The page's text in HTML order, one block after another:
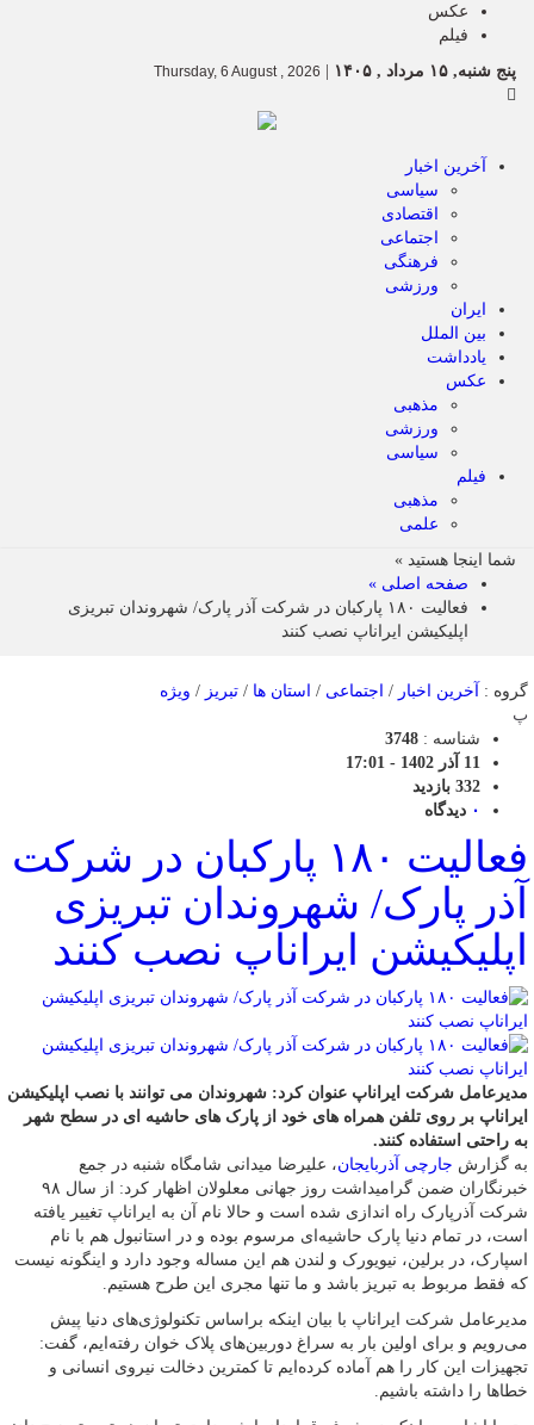
عکس
فیلم
پنج شنبه, ۱۵ مرداد , ۱۴۰۵
Thursday, 6 August , 2026
آخرین اخبار
سیاسی
اقتصادی
اجتماعی
فرهنگی
ورزشی
ایران
بین الملل
یادداشت
عکس
مذهبی
ورزشی
سیاسی
فیلم
مذهبی
علمی
شما اینجا هستید »
صفحه اصلی »
فعالیت ۱۸۰ پارکبان در شرکت آذر پارک/ شهروندان تبریزی
اپلیکیشن ایراناپ نصب کنند
گروه : آخرین اخبار / اجتماعی / استان ها / تبریز / ویژه
پ
شناسه : 3748
11 آذر 1402 - 17:01
332 بازدید
۰ دیدگاه
فعالیت ۱۸۰ پارکبان در شرکت
آذر پارک/ شهروندان تبریزی
اپلیکیشن ایراناپ نصب کنند
مدیرعامل شرکت ایراناپ عنوان کرد: شهروندان می توانند با نصب اپلیکیشن
ایراناپ بر روی تلفن همراه های خود از پارک های حاشیه ای در سطح شهر
به راحتی استفاده کنند.
به گزارش جارچی آذربایجان، علیرضا میدانی شامگاه شنبه در جمع
خبرنگاران ضمن گرامیداشت روز جهانی معلولان اظهار کرد: از سال ۹۸
شرکت آذرپارک راه اندازی شده است و حالا نام آن به ایراناپ تغییر یافته
است، در تمام دنیا پارک حاشیه‌ای مرسوم بوده و در استانبول هم با نام
اسپارک، در برلین، نیویورک و لندن هم این مساله وجود دارد و اینگونه نیست
که فقط مربوط به تبریز باشد و ما تنها مجری این طرح هستیم.
مدیرعامل شرکت ایراناپ با بیان اینکه براساس تکنولوژی‌های دنیا پیش
می‌رویم و برای اولین بار به سراغ دوربین‌های پلاک خوان رفته‌ایم، گفت:
تجهیزات این کار را هم آماده کرده‌ایم تا کمترین دخالت نیروی انسانی و
خطاها را داشته باشیم.